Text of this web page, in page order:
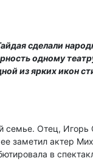
сделали
одному
из ярких икон
семье. Отец,
заметил актер
в